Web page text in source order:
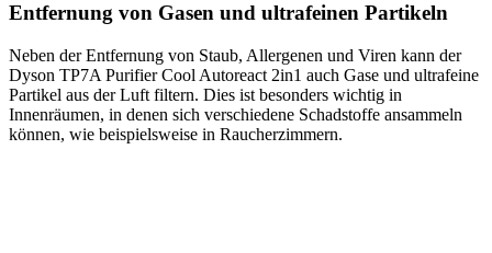
Entfernung von Gasen und ultrafeinen Partikeln
Neben der Entfernung von Staub, Allergenen und Viren kann der
Dyson TP7A Purifier Cool Autoreact 2in1 auch Gase und ultrafeine
Partikel aus der Luft filtern. Dies ist besonders wichtig in
Innenräumen, in denen sich verschiedene Schadstoffe ansammeln
können, wie beispielsweise in Raucherzimmern.